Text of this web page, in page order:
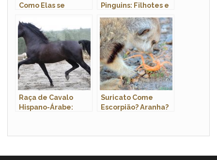
Como Elas se
Pinguins: Filhotes e
Gestação
Raça de Cavalo
Hispano-Árabe:
Suricato Come
Escorpião? Aranha?